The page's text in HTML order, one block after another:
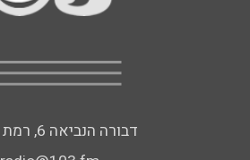
דבורה הנביאה 6, רמת השרון